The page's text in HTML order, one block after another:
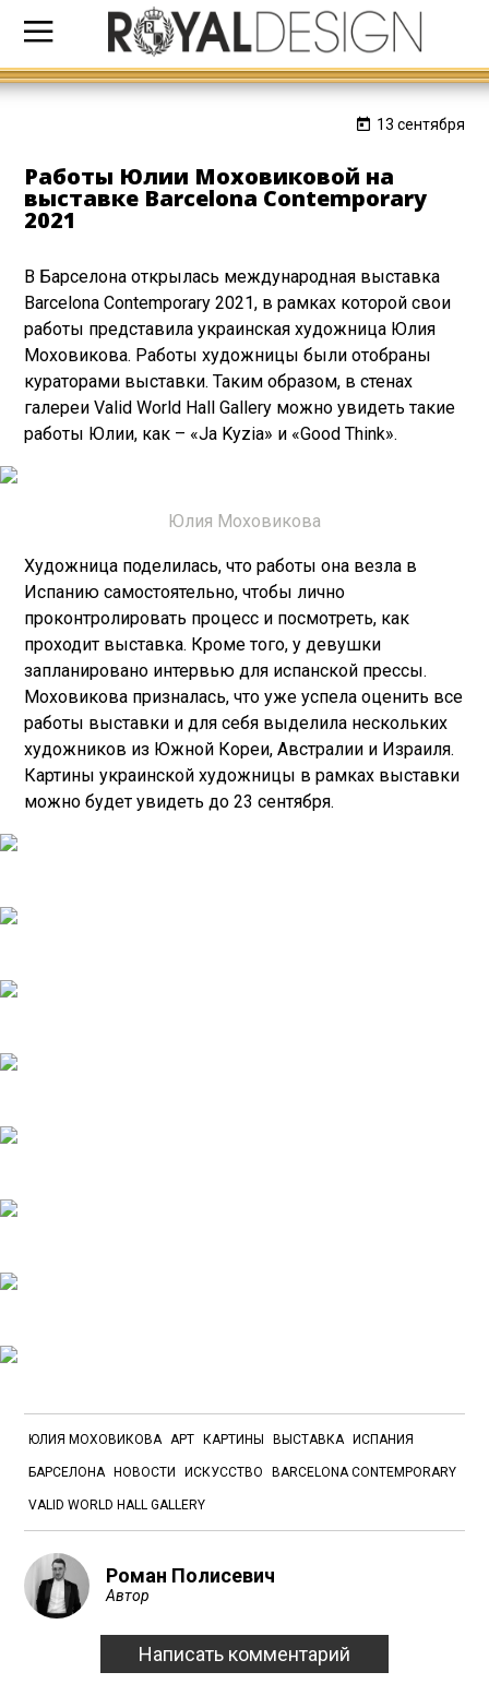
13 сентября
Работы Юлии Моховиковой на
выставке Barcelona Contemporary
2021
В Барселона открылась международная выставка
Barcelona Contemporary 2021, в рамках которой свои
работы представила украинская художница Юлия
Моховикова. Работы художницы были отобраны
кураторами выставки. Таким образом, в стенах
галереи Valid World Hall Gallery можно увидеть такие
работы Юлии, как – «Ja Kyzia» и «Good Think».
Юлия Моховикова
Художница поделилась, что работы она везла в
Испанию самостоятельно, чтобы лично
проконтролировать процесс и посмотреть, как
проходит выставка. Кроме того, у девушки
запланировано интервью для испанской прессы.
Моховикова призналась, что уже успела оценить все
работы выставки и для себя выделила нескольких
художников из Южной Кореи, Австралии и Израиля.
Картины украинской художницы в рамках выставки
можно будет увидеть до 23 сентября.
ЮЛИЯ МОХОВИКОВА АРТ КАРТИНЫ ВЫСТАВКА ИСПАНИЯ
БАРСЕЛОНА НОВОСТИ ИСКУССТВО BARCELONA CONTEMPORARY
VALID WORLD HALL GALLERY
Роман Полисевич
Автор
Написать комментарий